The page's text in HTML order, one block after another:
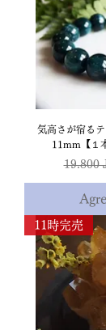
気高さが宿る
11mm【１
Precio
19.800
11時完売